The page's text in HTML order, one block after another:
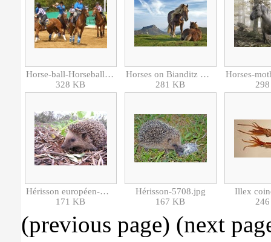
Horse-ball-Horseball.jpg
328 KB
Horses on Bianditz mountain (Navarre, Spain).jpg
281 KB
Hérisson européen-Herisson europen.jpg
171 KB
Hérisson-5708.jpg
167 KB
Illex
(previous page) (next